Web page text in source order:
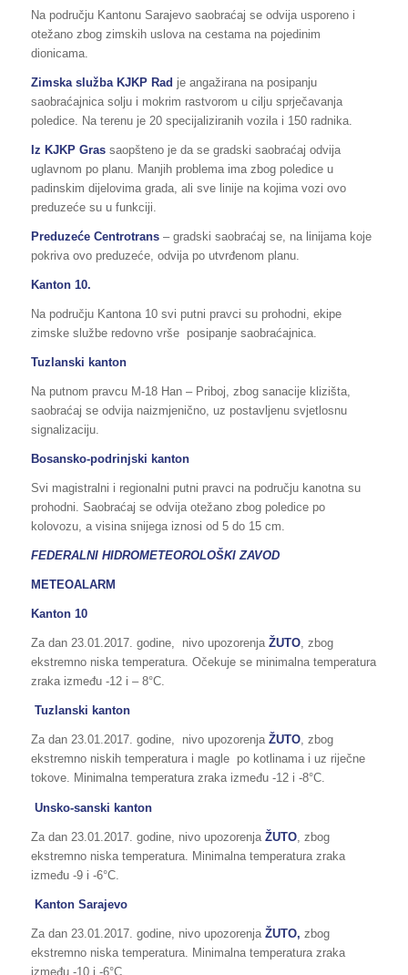
Na području Kantonu Sarajevo saobraćaj se odvija usporeno i
otežano zbog zimskih uslova na cestama na pojedinim
dionicama.
Zimska služba KJKP Rad je angažirana na posipanju
saobraćajnica solju i mokrim rastvorom u cilju sprječavanja
poledice. Na terenu je 20 specijaliziranih vozila i 150 radnika.
Iz KJKP Grassaopšteno je da se gradski saobraćaj odvija
uglavnom po planu. Manjih problema ima zbog poledice u
padinskim dijelovima grada, ali sve linije na kojima vozi ovo
preduzeće su u funkciji.
Preduzeće Centrotrans– gradski saobraćaj se, na linijama koje
pokriva ovo preduzeće, odvija po utvrđenom planu.
Kanton 10.
Na području Kantona 10 svi putni pravci su prohodni, ekipe
zimske službe redovno vrše posipanje saobraćajnica.
Tuzlanski kanton
Na putnom pravcu M-18 Han – Priboj, zbog sanacije klizišta,
saobraćaj se odvija naizmjenično, uz postavljenu svjetlosnu
signalizaciju.
Bosansko-podrinjski kanton
Svi magistralni i regionalni putni pravci na području kanotna su
prohodni. Saobraćaj se odvija otežano zbog poledice po
kolovozu, a visina snijega iznosi od 5 do 15 cm.
FEDERALNI HIDROMETEOROLOŠKI ZAVOD
METEOALARM
Kanton 10
Za dan 23.01.2017. godine, nivo upozorenja ŽUTO, zbog
ekstremno niska temperatura. Očekuje se minimalna temperatura
zraka između -12 i – 8°C.
Tuzlanski kanton
Za dan 23.01.2017. godine, nivo upozorenja ŽUTO, zbog
ekstremno niskih temperatura i magle po kotlinama i uz riječne
tokove. Minimalna temperatura zraka između -12 i -8°C.
Unsko-sanski kanton
Za dan 23.01.2017. godine, nivo upozorenja ŽUTO, zbog
ekstremno niska temperatura. Minimalna temperatura zraka
između -9 i -6°C.
Kanton Sarajevo
Za dan 23.01.2017. godine, nivo upozorenja ŽUTO, zbog
ekstremno niska temperatura. Minimalna temperatura zraka
između -10 i -6°C.